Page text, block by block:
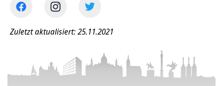
Zuletzt aktualisiert: 25.11.2021